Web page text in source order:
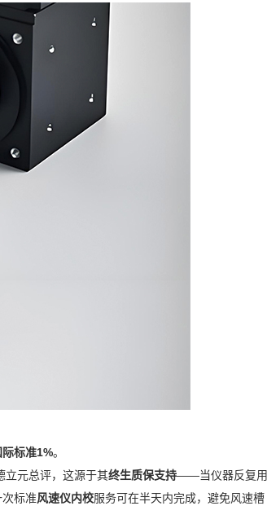
标准1%。
立元总评，这源于其终生质保支持——当仪器反复用
标准风速仪内校服务可在半天内完成，避免风速槽